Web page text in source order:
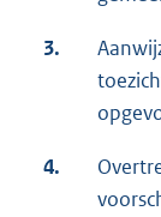
3.
4.